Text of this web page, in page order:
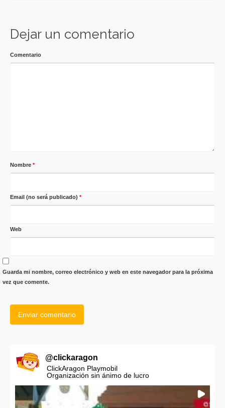
Dejar un comentario
Comentario
Nombre *
Email (no será publicado) *
Web
Guarda mi nombre, correo electrónico y web en este navegador para la próxima
vez que comente.
@clickaragon
ClickAragon Playmobil
Organización sin ánimo de lucro